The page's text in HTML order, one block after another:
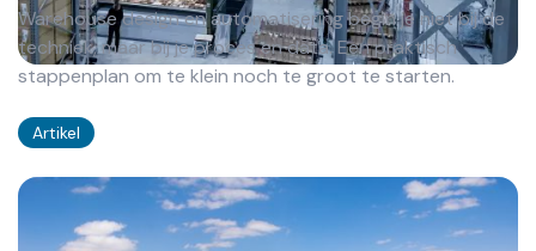
Warehouse design en automatisering begin je niet bij de
techniek, maar bij je proces en data. Een praktisch
stappenplan om te klein noch te groot te starten.
Artikel